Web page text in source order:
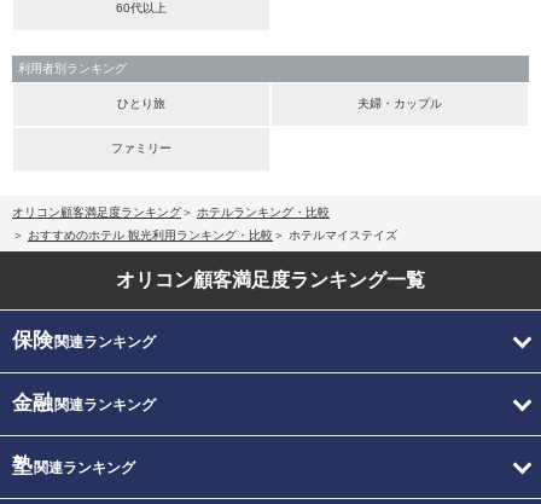
60代以上
利用者別ランキング
ひとり旅 夫婦・カップル
ファミリー
オリコン顧客満足度ランキング
ホテルランキング・比較
おすすめのホテル 観光利用ランキング・比較
ホテルマイステイズ
オリコン顧客満足度ランキング一覧
保険関連ランキング
金融関連ランキング
塾関連ランキング